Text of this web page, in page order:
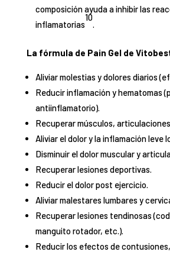
composición ayuda a inhibir las
inflamatorias
10
.
La fórmula de Pain Gel de
Aliviar molestias y dolores diarios
Reducir inflamación y hematomas
antiinflamatorio).
Recuperar músculos,
Aliviar el dolor y la inflamación leve
Disminuir el dolor muscular y
Recuperar lesiones deportivas.
Reducir el dolor post ejercicio.
Aliviar malestares lumbares y
Recuperar lesiones tendinosas
manguito rotador, etc.).
Reducir los efectos de